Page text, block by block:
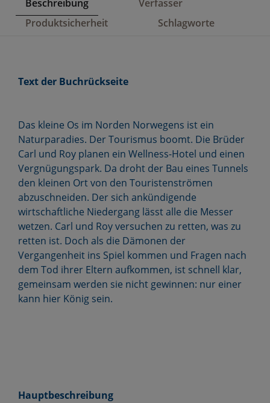
Beschreibung
Verfasser
Produktsicherheit
Schlagworte
Text der Buchrückseite
Das kleine Os im Norden Norwegens ist ein
Naturparadies. Der Tourismus boomt. Die Brüder
Carl und Roy planen ein Wellness-Hotel und einen
Vergnügungspark. Da droht der Bau eines Tunnels
den kleinen Ort von den Touristenströmen
abzuschneiden. Der sich ankündigende
wirtschaftliche Niedergang lässt alle die Messer
wetzen. Carl und Roy versuchen zu retten, was zu
retten ist. Doch als die Dämonen der
Vergangenheit ins Spiel kommen und Fragen nach
dem Tod ihrer Eltern aufkommen, ist schnell klar,
gemeinsam werden sie nicht gewinnen: nur einer
kann hier König sein.
Hauptbeschreibung